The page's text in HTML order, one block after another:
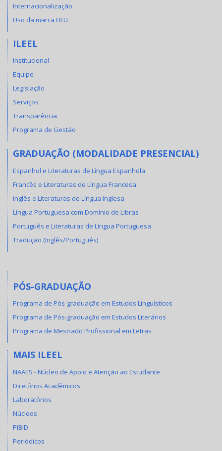
Internacionalização
Uso da marca UFU
ILEEL
Institucional
Equipe
Legislação
Serviços
Transparência
Programa de Gestão
GRADUAÇÃO (MODALIDADE PRESENCIAL)
Espanhol e Literaturas de Língua Espanhola
Francês e Literaturas de Língua Francesa
Inglês e Literaturas de Língua Inglesa
Língua Portuguesa com Domínio de Libras
Português e Literaturas de Língua Portuguesa
Tradução (Inglês/Português)
PÓS-GRADUAÇÃO
Programa de Pós-graduação em Estudos Linguísticos
Programa de Pós-graduação em Estudos Literários
Programa de Mestrado Profissional em Letras
MAIS ILEEL
NAAES - Núcleo de Apoio e Atenção ao Estudante
Diretórios Acadêmicos
Laboratórios
Núcleos
PIBID
Periódicos